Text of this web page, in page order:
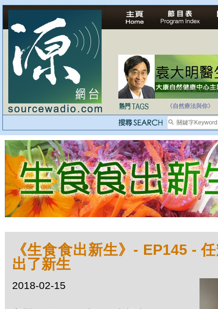
法治社會並不等同
《自然療法與你》
《生食食出新生》- EP145 -
出了新生
2018-02-15